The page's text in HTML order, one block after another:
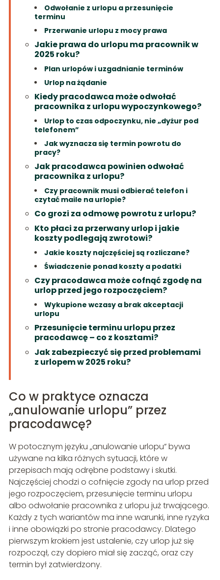
Odwołanie z urlopu a przesunięcie
terminu
Przerwanie urlopu z mocy prawa
Jakie prawa do urlopu ma pracownik w
2025 roku?
Plan urlopów i uzgadnianie terminów
Urlop na żądanie
Kiedy pracodawca może odwołać
pracownika z urlopu wypoczynkowego?
Urlop to czas odpoczynku, nie „dyżur pod
telefonem”
Jak wyznacza się termin powrotu do
pracy?
Jak pracodawca powinien odwołać
pracownika z urlopu?
Czy pracownik musi odbierać telefon i
czytać maile na urlopie?
Co grozi za odmowę powrotu z urlopu?
Kto płaci za przerwany urlop i jakie
koszty podlegają zwrotowi?
Jakie koszty najczęściej są rozliczane?
Świadczenie ponad koszty a podatki
Czy pracodawca może cofnąć zgodę na
urlop przed jego rozpoczęciem?
Wykupione wczasy a brak akceptacji
urlopu
Przesunięcie terminu urlopu przez
pracodawcę – co z kosztami?
Jak zabezpieczyć się przed problemami
z urlopem w 2025 roku?
Co w praktyce oznacza
„anulowanie urlopu” przez
pracodawcę?
W potocznym języku „anulowanie urlopu” bywa
używane na kilka różnych sytuacji, które w
przepisach mają odrębne podstawy i skutki.
Najczęściej chodzi o cofnięcie zgody na urlop przed
jego rozpoczęciem, przesunięcie terminu urlopu
albo odwołanie pracownika z urlopu już trwającego.
Każdy z tych wariantów ma inne warunki, inne ryzyka
i inne obowiązki po stronie pracodawcy. Dlatego
pierwszym krokiem jest ustalenie, czy urlop już się
rozpoczął, czy dopiero miał się zacząć, oraz czy
termin był zatwierdzony.